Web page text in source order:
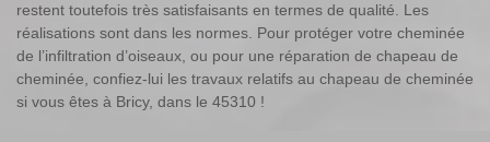
restent toutefois très satisfaisants en termes de qualité. Les
réalisations sont dans les normes. Pour protéger votre cheminée
de l’infiltration d’oiseaux, ou pour une réparation de chapeau de
cheminée, confiez-lui les travaux relatifs au chapeau de cheminée
si vous êtes à Bricy, dans le 45310 !